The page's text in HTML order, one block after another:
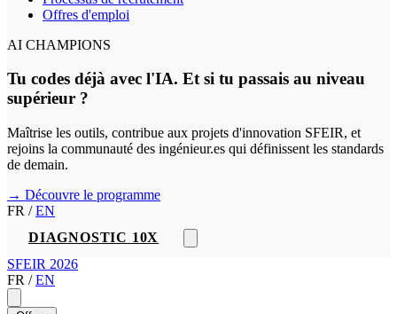
Offres d'emploi
AI CHAMPIONS
Tu codes déjà avec l'IA. Et si tu passais au niveau
supérieur ?
Maîtrise les outils, contribue aux projets d'innovation SFEIR, et
rejoins la communauté des ingénieur.es qui définissent les standards
de demain.
→ Découvre le programme
FR / EN
DIAGNOSTIC 10X
SFEIR 2026
FR / EN